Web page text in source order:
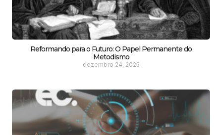
Reformando para o Futuro: O Papel Permanente do
Metodismo
dezembro 24, 2025